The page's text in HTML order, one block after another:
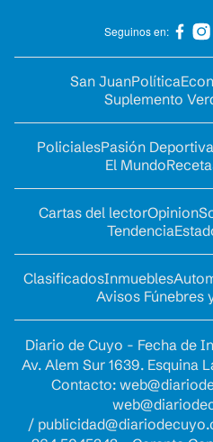
Seguinos en:
San JuanPolítica
Suplemento
PolicialesPasión Deportiva
El Mundo
Cartas del lectorOpinion
Tendencia
ClasificadosInmuebles
Avisos Fúnebres
Diario de Cuyo - Fecha de
Av. Alem Sur 1639. Esquina
Contacto:
/